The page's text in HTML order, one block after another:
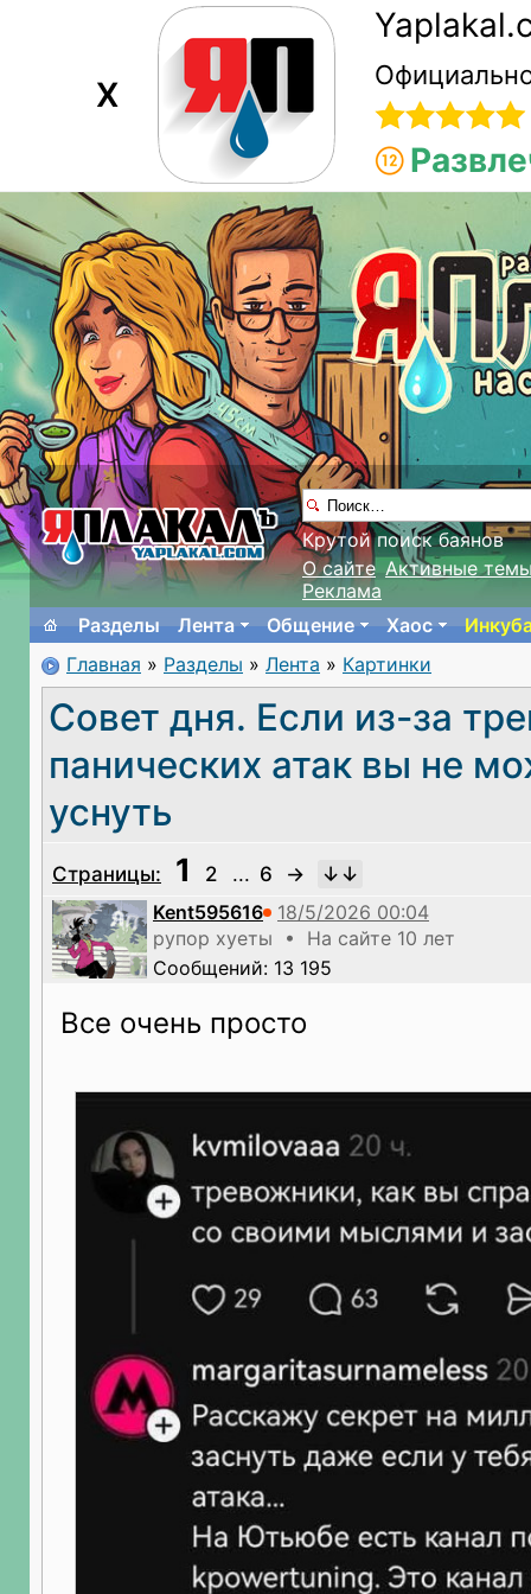
X
Крутой поиск баянов
О сайте Активные
Реклама
Разделы
Лента Общение Хаос
Главная » Разделы » Лента » Картинки
Совет дня. Если из-за
панических атак вы не
уснуть
Страницы: 1 2 ... 6
→
Kent595616
рупор хуеты • На сайте 10 лет
Сообщений: 13 195
Все очень просто